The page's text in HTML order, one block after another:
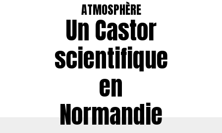
ATMOSPHÈRE
Un Castor
scientifique
en
Normandie